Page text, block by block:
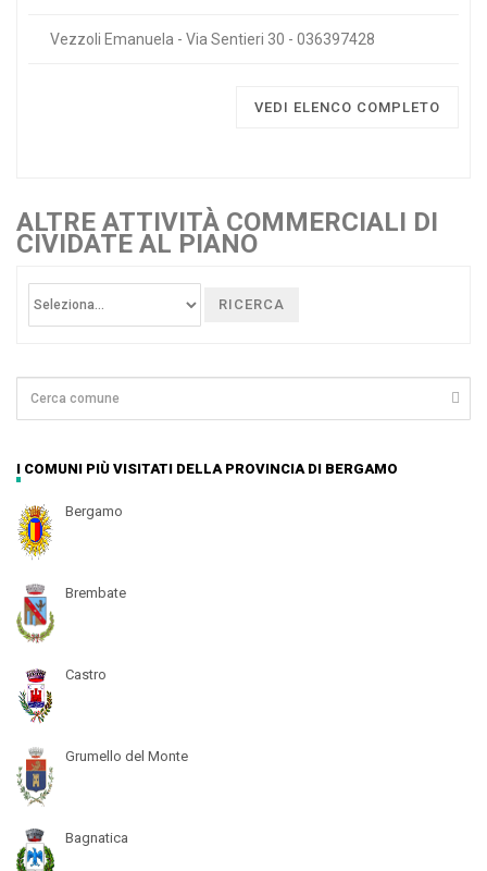
Vezzoli Emanuela - Via Sentieri 30 - 036397428
VEDI ELENCO COMPLETO
ALTRE ATTIVITÀ COMMERCIALI DI
CIVIDATE AL PIANO
RICERCA
I COMUNI PIÙ VISITATI DELLA PROVINCIA DI BERGAMO
Bergamo
Brembate
Castro
Grumello del Monte
Bagnatica